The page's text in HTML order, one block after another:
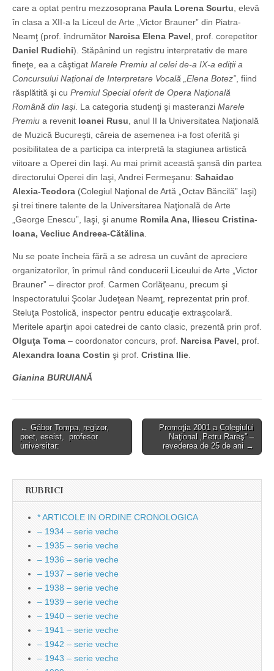
care a optat pentru mezzosoprana Paula Lorena Scurtu, elevă
în clasa a XII-a la Liceul de Arte „Victor Brauner” din Piatra-
Neamţ (prof. îndrumător Narcisa Elena Pavel, prof. corepetitor
Daniel Rudichi). Stăpânind un registru interpretativ de mare
fineţe, ea a câştigat Marele Premiu al celei de-a IX-a ediţii a
Concursului Naţional de Interpretare Vocală „Elena Botez”, fiind
răsplătită şi cu Premiul Special oferit de Opera Naţională
Română din Iaşi. La categoria studenţi şi masteranzi Marele
Premiu a revenit Ioanei Rusu, anul II la Universitatea Naţională
de Muzică Bucureşti, căreia de asemenea i-a fost oferită şi
posibilitatea de a participa ca interpretă la stagiunea artistică
viitoare a Operei din Iaşi. Au mai primit această şansă din partea
directorului Operei din Iaşi, Andrei Fermeşanu: Sahaidac
Alexia-Teodora (Colegiul Naţional de Artă „Octav Băncilă” Iaşi)
şi trei tinere talente de la Universitarea Naţională de Arte
„George Enescu”, Iaşi, şi anume Romila Ana, Iliescu Cristina-
Ioana, Vecliuc Andreea-Cătălina.
Nu se poate încheia fără a se adresa un cuvânt de apreciere
organizatorilor, în primul rând conducerii Liceului de Arte „Victor
Brauner” – director prof. Carmen Corlăţeanu, precum şi
Inspectoratului Şcolar Judeţean Neamţ, reprezentat prin prof.
Steluţa Postolică, inspector pentru educaţie extraşcolară.
Meritele aparţin apoi catedrei de canto clasic, prezentă prin prof.
Olguţa Toma – coordonator concurs, prof. Narcisa Pavel, prof.
Alexandra Ioana Costin şi prof. Cristina Ilie.
Gianina BURUIANĂ
Post
navigation
← Gábor Tompa, regizor,
poet, eseist, profesor
universitar:
Promoţia 2001 a Colegiului
Naţional „Petru Rareş” –
revederea de 25 de ani →
RUBRICI
* ARTICOLE IN ORDINE CRONOLOGICA
– 1934 – serie veche
– 1935 – serie veche
– 1936 – serie veche
– 1937 – serie veche
– 1938 – serie veche
– 1939 – serie veche
– 1940 – serie veche
– 1941 – serie veche
– 1942 – serie veche
– 1943 – serie veche